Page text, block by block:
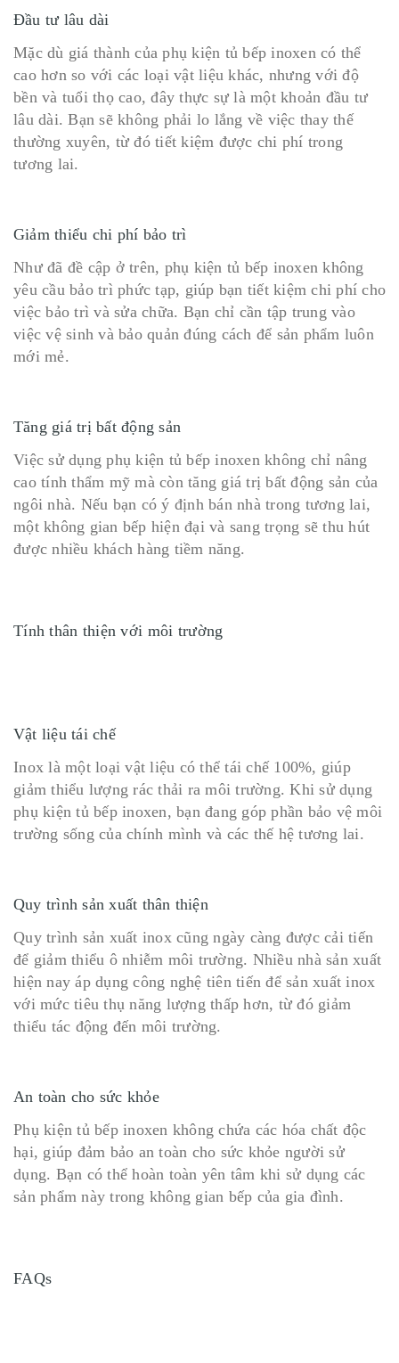
Đầu tư lâu dài
Mặc dù giá thành của phụ kiện tủ bếp inoxen có thể
cao hơn so với các loại vật liệu khác, nhưng với độ
bền và tuổi thọ cao, đây thực sự là một khoản đầu tư
lâu dài. Bạn sẽ không phải lo lắng về việc thay thế
thường xuyên, từ đó tiết kiệm được chi phí trong
tương lai.
Giảm thiểu chi phí bảo trì
Như đã đề cập ở trên, phụ kiện tủ bếp inoxen không
yêu cầu bảo trì phức tạp, giúp bạn tiết kiệm chi phí cho
việc bảo trì và sửa chữa. Bạn chỉ cần tập trung vào
việc vệ sinh và bảo quản đúng cách để sản phẩm luôn
mới mẻ.
Tăng giá trị bất động sản
Việc sử dụng phụ kiện tủ bếp inoxen không chỉ nâng
cao tính thẩm mỹ mà còn tăng giá trị bất động sản của
ngôi nhà. Nếu bạn có ý định bán nhà trong tương lai,
một không gian bếp hiện đại và sang trọng sẽ thu hút
được nhiều khách hàng tiềm năng.
Tính thân thiện với môi trường
Vật liệu tái chế
Inox là một loại vật liệu có thể tái chế 100%, giúp
giảm thiểu lượng rác thải ra môi trường. Khi sử dụng
phụ kiện tủ bếp inoxen, bạn đang góp phần bảo vệ môi
trường sống của chính mình và các thế hệ tương lai.
Quy trình sản xuất thân thiện
Quy trình sản xuất inox cũng ngày càng được cải tiến
để giảm thiểu ô nhiễm môi trường. Nhiều nhà sản xuất
hiện nay áp dụng công nghệ tiên tiến để sản xuất inox
với mức tiêu thụ năng lượng thấp hơn, từ đó giảm
thiểu tác động đến môi trường.
An toàn cho sức khỏe
Phụ kiện tủ bếp inoxen không chứa các hóa chất độc
hại, giúp đảm bảo an toàn cho sức khỏe người sử
dụng. Bạn có thể hoàn toàn yên tâm khi sử dụng các
sản phẩm này trong không gian bếp của gia đình.
FAQs